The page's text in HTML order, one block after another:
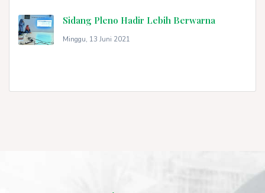
Sidang Pleno Hadir Lebih Berwarna
Minggu, 13 Juni 2021